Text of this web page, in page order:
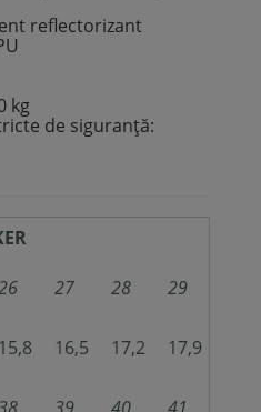
reflectorizant
kg
de siguranță:
27 28 29
15,8 16,5 17,2 17,9